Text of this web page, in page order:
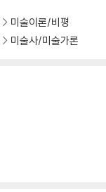
미술이론/비평
미술사/미술가론